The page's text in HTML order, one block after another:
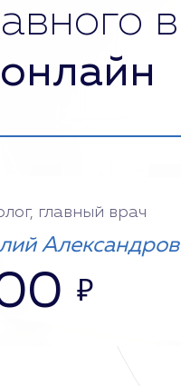
онлайн
главный врач
₽